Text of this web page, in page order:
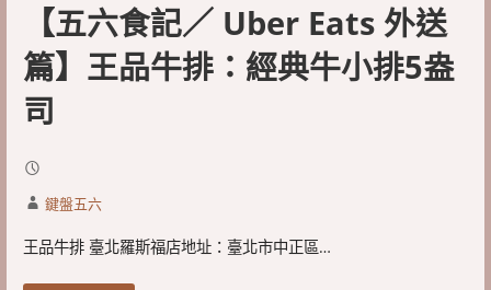
【五六食記／ Uber Eats 外送
篇】王品牛排：經典牛小排5盎
司
鍵盤五六
王品牛排 臺北羅斯福店地址：臺北市中正區…